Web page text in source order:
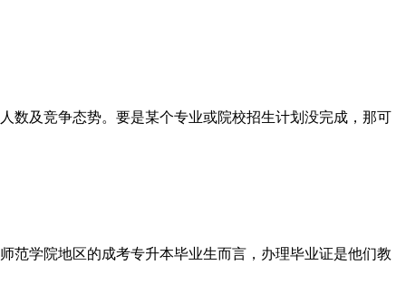
及竞争态势。要是某个专业或院校招生计划没完成，那可
范学院地区的成考专升本毕业生而言，办理毕业证是他们教